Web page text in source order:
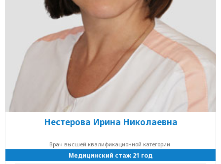
Нестерова Ирина Николаевна
Врач высшей квалификационной категории
Медицинский стаж 21 год